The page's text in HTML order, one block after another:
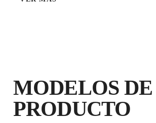
AL REGISTRAR
EN EL RUBI CLUB
MODELOS DE
PRODUCTO